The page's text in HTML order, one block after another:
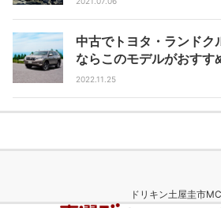
中古でトヨタ・ランドク
ならこのモデルがおすす
2022.11.25
ドリキン土屋圭市